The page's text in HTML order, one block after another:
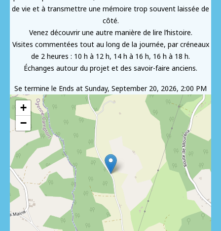
de vie et à transmettre une mémoire trop souvent laissée de
côté.
Venez découvrir une autre manière de lire l’histoire.
Visites commentées tout au long de la journée, par créneaux
de 2 heures : 10 h à 12 h, 14 h à 16 h, 16 h à 18 h.
Échanges autour du projet et des savoir-faire anciens.
Se termine le Ends at Sunday, September 20, 2026, 2:00 PM
+
−